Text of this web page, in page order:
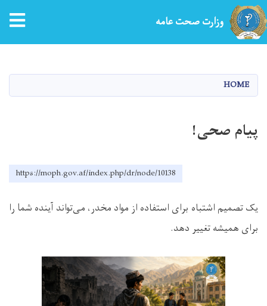
content
وزارت صحت عامه
HOME
پیام صحی!
https://moph.gov.af/index.php/dr/node/10138
یک تصمیم اشتباه برای استفاده از مواد مخدر، می‌تواند آینده شما را
برای همیشه تغییر دهد.